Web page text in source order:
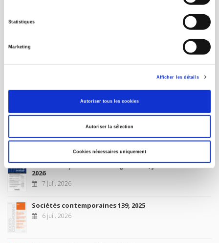
Statistiques
Marketing
Afficher les détails
Autoriser tous les cookies
Autoriser la sélection
Cookies nécessaires uniquement
À paraître
Revue française de science politique 76-2, avril-juin
10 juil. 2026
Revue française de sociologie 66 3/4, juillet-décembre
2026
7 juil. 2026
Sociétés contemporaines 139, 2025
6 juil. 2026